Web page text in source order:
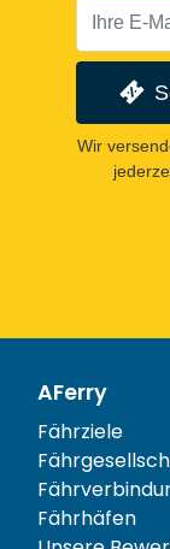
Wir
AFerry
Fährziele
Fährhäfen